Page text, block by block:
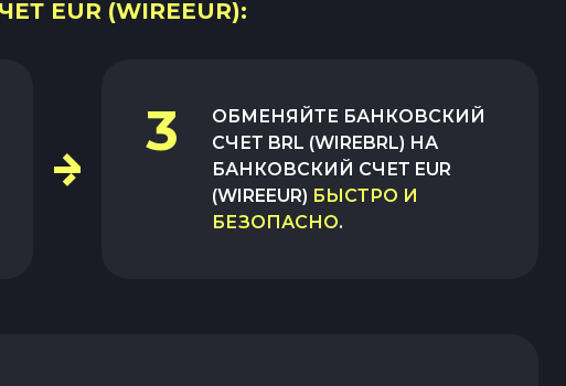
EUR (WIREEUR):
3 ОБМЕНЯЙТЕ БАНКОВСКИЙ
СЧЕТ BRL (WIREBRL) НА
БАНКОВСКИЙ СЧЕТ EUR
(WIREEUR) БЫСТРО И
БЕЗОПАСНО.